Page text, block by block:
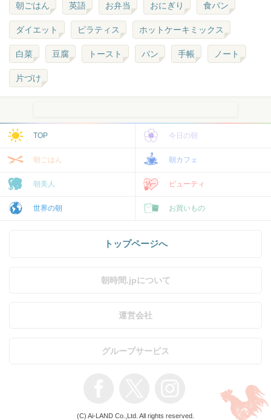
朝ごはん 英語 お弁当 おにぎり 食パン
ダイエット ピラティス ホットケーキミックス
白菜 豆腐 トースト パン 手帳 ノート
片づけ
TOP 今日の朝
朝ごはん 朝カフェ
朝美人 ビューティ
世界の朝 お買いもの
トップページへ
朝時間.jpについて
運営会社
グループサービス
(C) Ai-LAND Co.,Ltd. All rights reserved.